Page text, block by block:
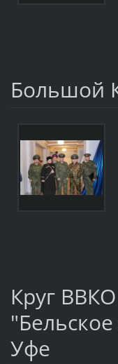
Большой
Круг
"Бельское
Уфе